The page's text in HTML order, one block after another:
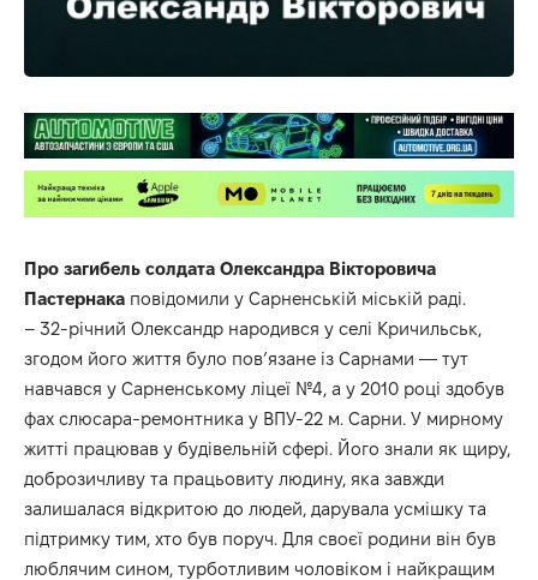
Про загибель солдата Олександра Вікторовича
Пастернака повідомили у Сарненській міській раді.
– 32-річний Олександр народився у селі Кричильськ,
згодом його життя було пов’язане із Сарнами — тут
навчався у Сарненському ліцеї №4, а у 2010 році здобув
фах слюсара-ремонтника у ВПУ-22 м. Сарни. У мирному
житті працював у будівельній сфері. Його знали як щиру,
доброзичливу та працьовиту людину, яка завжди
залишалася відкритою до людей, дарувала усмішку та
підтримку тим, хто був поруч. Для своєї родини він був
люблячим сином, турботливим чоловіком і найкращим